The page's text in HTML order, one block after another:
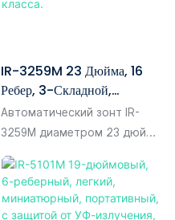
повседневных поездок на
отдыха на природе, он
сочетает в себе легкость,
портативность и надежную
защиту от непогоды. В
виде он обеспечивает
достаточное покрытие для
одного пользователя.
IR-3259M 23 Дюйма, 16
Ребер, 3-Складной,
Полностью
Автоматический, Прочный,
Стекловолокна,
Компактный, Премиум-
Класса.
Автоматический зонт IR-
3259M диаметром 23 дюйма
трехсекционным
складыванием разработан
для обеспечения высокой